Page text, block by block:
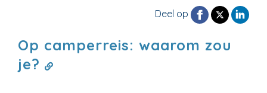
Deel op
Op camperreis: waarom zou
je?